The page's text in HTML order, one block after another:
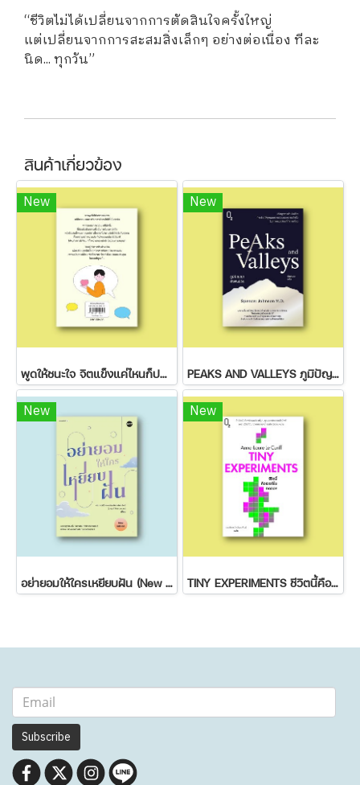
“ชีวิตไม่ได้เปลี่ยนจากการตัดสินใจครั้งใหญ่
แต่เปลี่ยนจากการสะสมสิ่งเล็กๆ อย่างต่อเนื่อง ทีละ
นิด... ทุกวัน”
สินค้าเกี่ยวข้อง
New
พูดให้ชนะใจ จิตแข็งแค่ไหนก็ปฏิเสธไม่ลง
New
PEAKS AND VALLEYS ภูมิปัญญาฝ่าฟันชีวิต
New
อย่ายอมให้ใครเหยียบฝัน (New Edition)
New
TINY EXPERIMENTS ชีวิตนี้คือเวอร์ชั่นทดลอง
Subscribe